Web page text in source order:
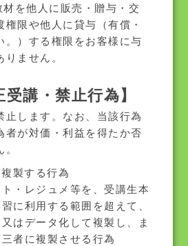
材を他人に販売・贈与・交
権限や他人に貸与（有償・
。）する権限をお客様に与
ません。
講・禁止行為】
止します。なお、当該行為
者が対価・利益を得たか否
製する行為
・レジュメ等を、受講生本
に利用する範囲を超えて、
はデータ化して複製し、ま
者に複製させる行為